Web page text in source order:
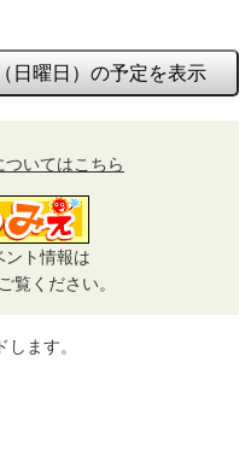
日曜日）の予定を表示
いてはこちら
ント情報は
覧ください。
ます。